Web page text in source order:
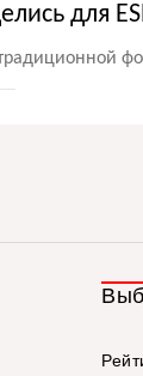
для